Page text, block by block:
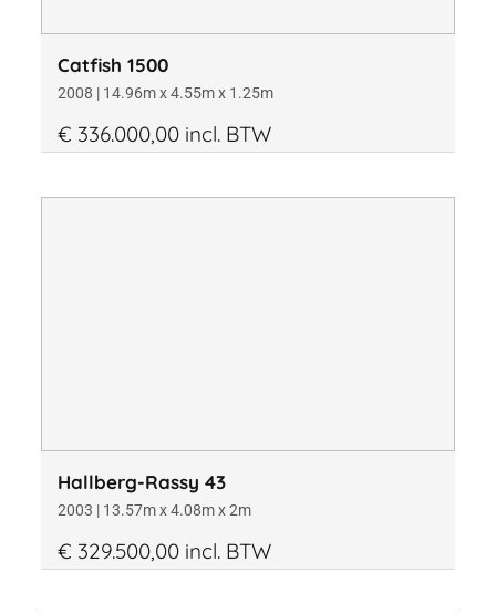
Catfish 1500
2008 | 14.96m x 4.55m x 1.25m
€ 336.000,00 incl. BTW
Hallberg-Rassy 43
2003 | 13.57m x 4.08m x 2m
€ 329.500,00 incl. BTW